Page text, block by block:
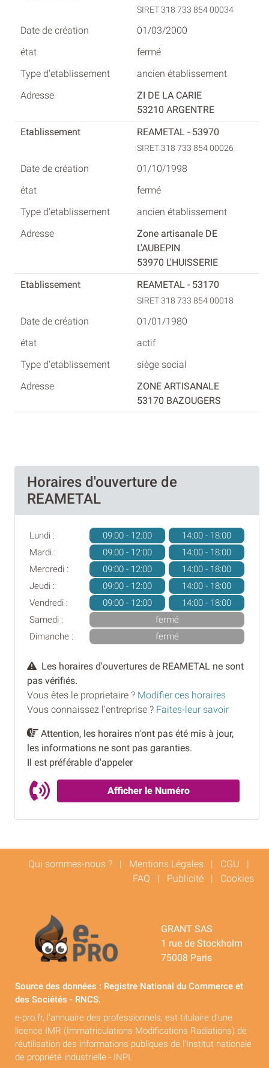
SIRET 318 733 854 00034
01/03/2000
fermé
ancien établissement
ZI DE LA CARIE
53210 ARGENTRE
REAMETAL - 53970
SIRET 318 733 854 00026
01/10/1998
fermé
ancien établissement
Zone artisanale DE
L'AUBEPIN
53970 L'HUISSERIE
REAMETAL - 53170
SIRET 318 733 854 00018
01/01/1980
actif
siège social
ZONE ARTISANALE
53170 BAZOUGERS
Horaires d'ouverture de
REAMETAL
Lundi : 09:00 - 12:00
14:00 - 18:00
Mardi :
09:00 - 12:00
14:00 - 18:00
Mercredi :
09:00 - 12:00
14:00 - 18:00
Jeudi :
09:00 - 12:00
14:00 - 18:00
Vendredi :
09:00 - 12:00
14:00 - 18:00
Samedi :
fermé
Dimanche :
fermé
Les horaires d'ouvertures de REAMETAL ne sont
pas vérifiés.
Vous êtes le proprietaire ? Modifier ces horaires
Vous connaissez l'entreprise ? Faites-leur savoir
Attention, les horaires n'ont pas été mis à jour,
les informations ne sont pas garanties.
Il est préférable d'appeler
Afficher le Numéro
Qui sommes-nous ? | Mentions Légales | CGU |
FAQ | Publicité | Cookies
GRANT SAS
1 rue de Stockholm
75008 Paris
Source des données : Registre National du Commerce et
des Sociétés - RNCS.
e-pro.fr, l'annuaire des professionnels, est titulaire d'une
licence IMR (Immatriculations Modifications Radiations) de
réutilisation des informations publiques de l'Institut nationale
de propriété industrielle - INPI.